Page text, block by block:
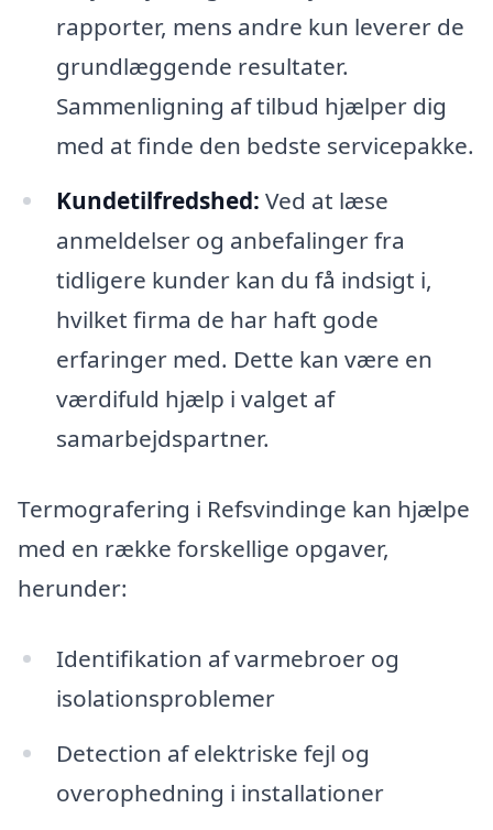
rapporter, mens andre kun leverer de
grundlæggende resultater.
Sammenligning af tilbud hjælper dig
med at finde den bedste servicepakke.
Kundetilfredshed: Ved at læse
anmeldelser og anbefalinger fra
tidligere kunder kan du få indsigt i,
hvilket firma de har haft gode
erfaringer med. Dette kan være en
værdifuld hjælp i valget af
samarbejdspartner.
Termografering i Refsvindinge kan hjælpe
med en række forskellige opgaver,
herunder:
Identifikation af varmebroer og
isolationsproblemer
Detection af elektriske fejl og
overophedning i installationer